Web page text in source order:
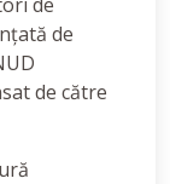
de
de către